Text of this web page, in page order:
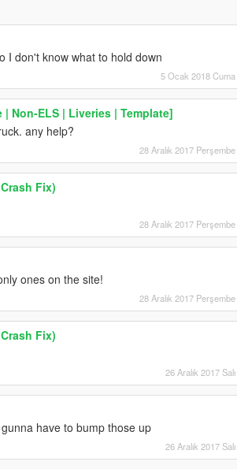
I don't know what to hold down
5 Ocak 2018 Cuma
Non-ELS | Liveries | Template]
any help?
28 Aralık 2017 Perşembe
Fix)
28 Aralık 2017 Perşembe
ones on the site!
28 Aralık 2017 Perşembe
Fix)
26 Aralık 2017 Salı
have to bump those up
26 Aralık 2017 Salı